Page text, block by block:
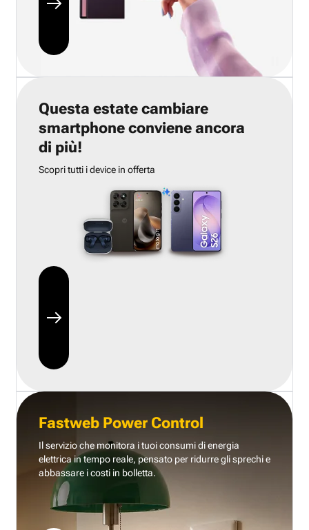
Questa estate cambiare
smartphone conviene ancora
di più!
Scopri tutti i device in offerta
Fastweb Power Control
Il servizio che monitora i tuoi consumi di energia
elettrica in tempo reale, pensato per ridurre gli sprechi e
abbassare i costi in bolletta.